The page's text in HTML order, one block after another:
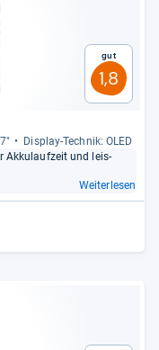
Gut
1,8
Dis­play-​Tech­nik: OLED
Akku­lauf­zeit und leis­
Weiterlesen